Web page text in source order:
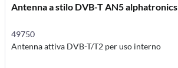
Antenna a stilo DVB-T AN5 alphatronics
49750
Antenna attiva DVB-T/T2 per uso interno